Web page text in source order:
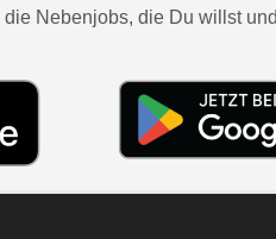
Nebenjobs, die Du willst